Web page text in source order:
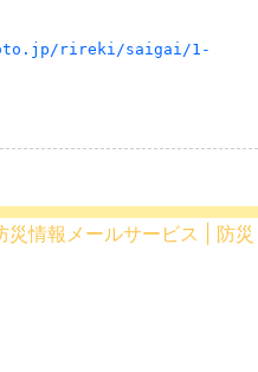
rireki/saigai/1-
災情報メールサービス | 防災